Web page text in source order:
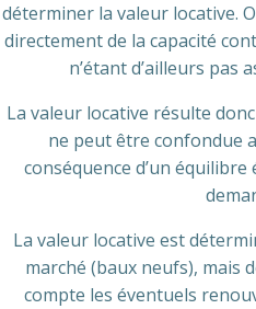
déterminer la valeur locative.
directement de la capacité
n’étant d’ailleurs pas
La valeur locative résulte
ne peut être confondue
conséquence d’un
La valeur locative est
marché (baux neufs), mais
compte les éventuels